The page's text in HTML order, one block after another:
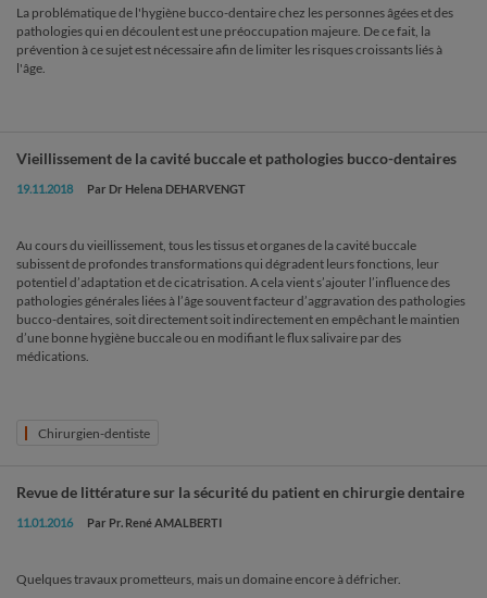
La problématique de l'hygiène bucco-dentaire chez les personnes âgées et des
pathologies qui en découlent est une préoccupation majeure. De ce fait, la
prévention à ce sujet est nécessaire afin de limiter les risques croissants liés à
l'âge.
Vieillissement de la cavité buccale et pathologies bucco-dentaires
19.11.2018 Par Dr Helena DEHARVENGT
Au cours du vieillissement, tous les tissus et organes de la cavité buccale
subissent de profondes transformations qui dégradent leurs fonctions, leur
potentiel d’adaptation et de cicatrisation. A cela vient s’ajouter l’influence des
pathologies générales liées à l’âge souvent facteur d’aggravation des pathologies
bucco-dentaires, soit directement soit indirectement en empêchant le maintien
d’une bonne hygiène buccale ou en modifiant le flux salivaire par des
médications.
Chirurgien-dentiste
Revue de littérature sur la sécurité du patient en chirurgie dentaire
11.01.2016 Par Pr. René AMALBERTI
Quelques travaux prometteurs, mais un domaine encore à défricher.